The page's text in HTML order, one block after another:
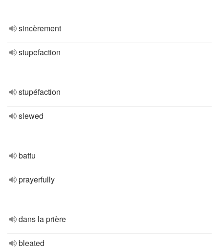
sincèrement
stupefaction
stupéfaction
slewed
battu
prayerfully
dans la prière
bleated